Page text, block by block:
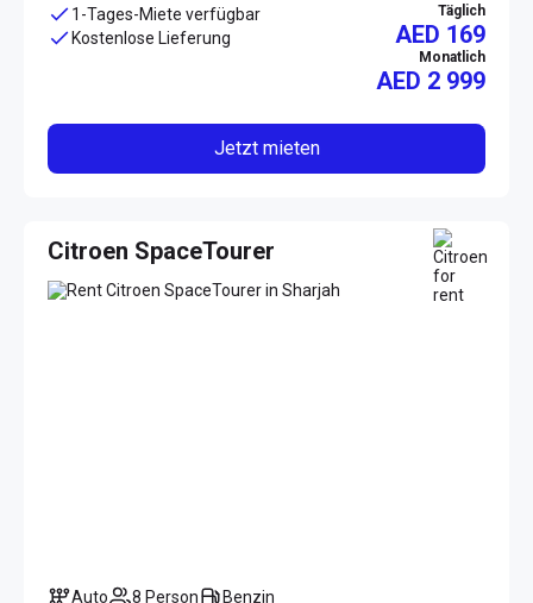
1-Tages-Miete verfügbar
Kostenlose Lieferung
Täglich
AED 169
Monatlich
AED 2 999
Jetzt mieten
Citroen SpaceTourer
Auto 8 Person Benzin